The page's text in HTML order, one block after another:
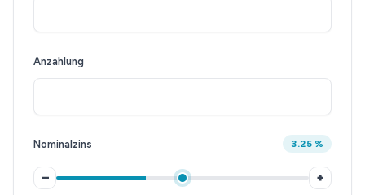
Anzahlung
Nominalzins 3.25 %
– +